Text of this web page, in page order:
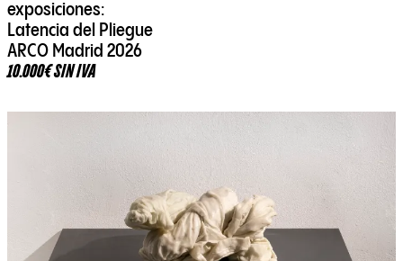
exposiciones:
Latencia del Pliegue
ARCO Madrid 2026
10.000€ SIN IVA